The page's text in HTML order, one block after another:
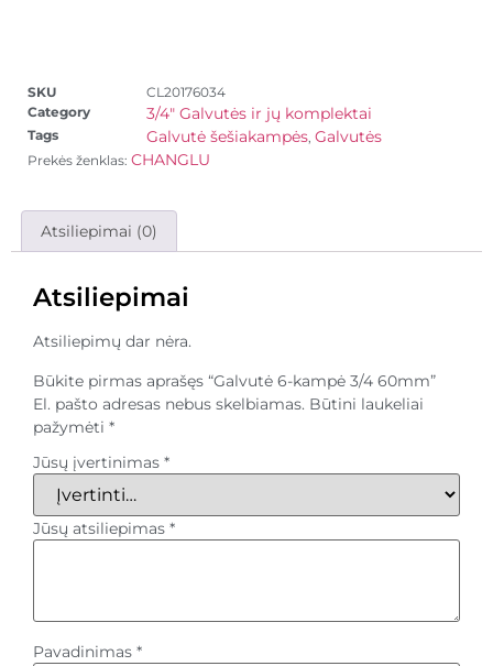
SKU
CL20176034
Category
3/4" Galvutės ir jų komplektai
Tags Galvutė šešiakampės, Galvutės
Prekės ženklas: CHANGLU
Atsiliepimai (0)
Atsiliepimai
Atsiliepimų dar nėra.
Būkite pirmas aprašęs “Galvutė 6-kampė 3/4 60mm”
El. pašto adresas nebus skelbiamas. Būtini laukeliai
pažymėti *
Jūsų įvertinimas *
Jūsų atsiliepimas *
Pavadinimas *